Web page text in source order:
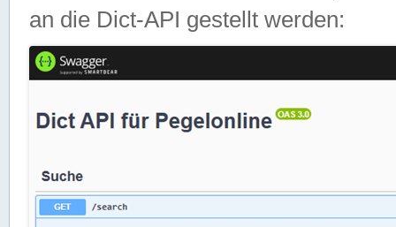
an die Dict-API gestellt werden: